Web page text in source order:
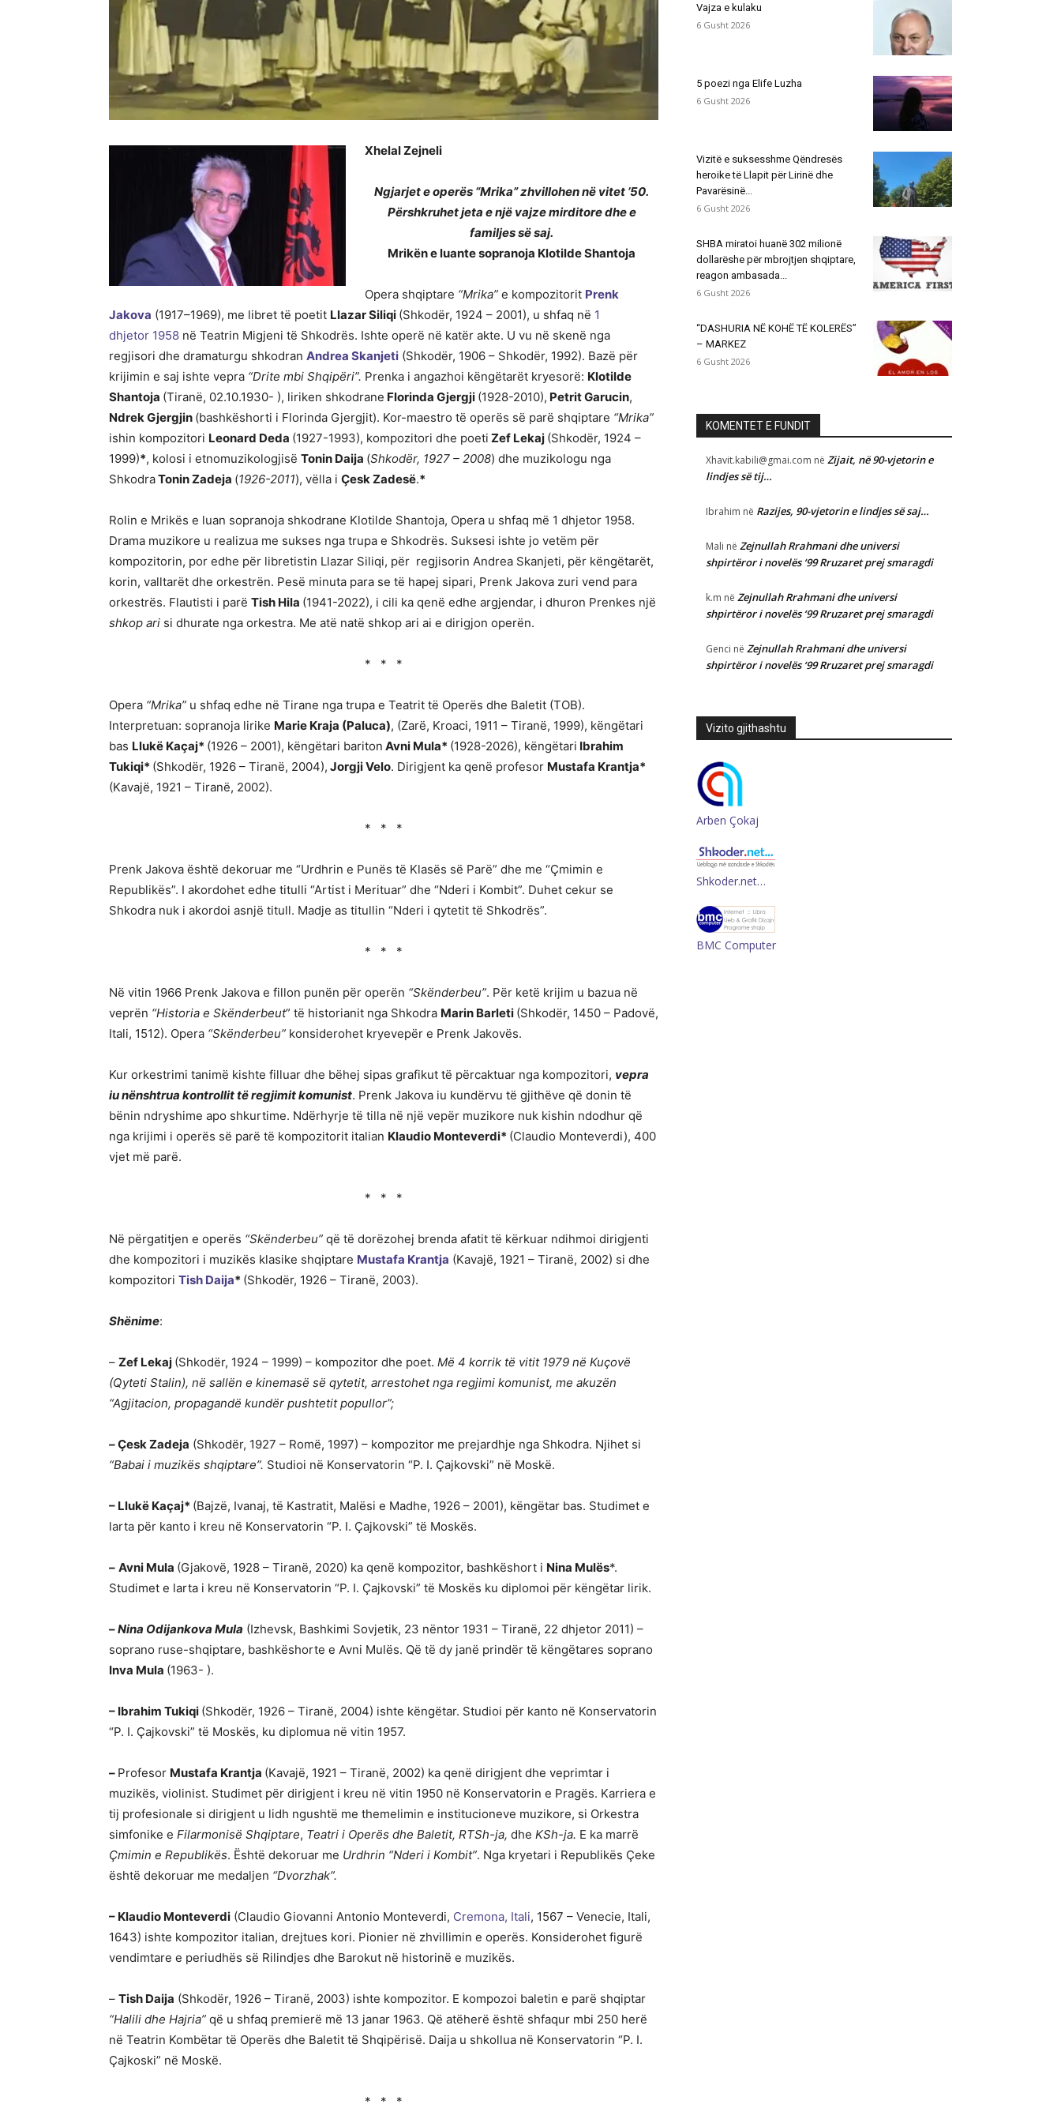
Xhelal Zejneli
Ngjarjet e operës “Mrika” zhvillohen në vitet ’50.
Përshkruhet jeta e një vajze mirditore dhe e
familjes së saj.
Mrikën e luante sopranoja Klotilde Shantoja
Opera shqiptare “Mrika” e kompozitorit Prenk
Jakova (1917–1969), me libret të poetit Llazar Siliqi (Shkodër, 1924 – 2001), u shfaq në 1
dhjetor 1958 në Teatrin Migjeni të Shkodrës. Ishte operë në katër akte. U vu në skenë nga
regjisori dhe dramaturgu shkodran Andrea Skanjeti (Shkodër, 1906 – Shkodër, 1992). Bazë për
krijimin e saj ishte vepra “Drite mbi Shqipëri”. Prenka i angazhoi këngëtarët kryesorë: Klotilde
Shantoja (Tiranë, 02.10.1930- ), liriken shkodrane Florinda Gjergji (1928-2010), Petrit Garucin,
Ndrek Gjergjin (bashkëshorti i Florinda Gjergjit). Kor-maestro të operës së parë shqiptare “Mrika”
ishin kompozitori Leonard Deda (1927-1993), kompozitori dhe poeti Zef Lekaj (Shkodër, 1924 –
1999)*, kolosi i etnomuzikologjisë Tonin Daija (Shkodër, 1927 – 2008) dhe muzikologu nga
ShkodraTonin Zadeja (1926-2011), vëlla i Çesk Zadesë.*
Rolin e Mrikës e luan sopranoja shkodrane Klotilde Shantoja, Opera u shfaq më 1 dhjetor 1958.
Drama muzikore u realizua me sukses nga trupa e Shkodrës. Suksesi ishte jo vetëm për
kompozitorin, por edhe për libretistin Llazar Siliqi, për regjisorin Andrea Skanjeti, për këngëtarët,
korin, valltarët dhe orkestrën. Pesë minuta para se të hapej sipari, Prenk Jakova zuri vend para
orkestrës. Flautisti i parë Tish Hila (1941-2022), i cili ka qenë edhe argjendar, i dhuron Prenkes një
shkop ari si dhurate nga orkestra. Me atë natë shkop ari ai e dirigjon operën.
* * *
Opera “Mrika” u shfaq edhe në Tirane nga trupa e Teatrit të Operës dhe Baletit (TOB).
Interpretuan: sopranoja lirike Marie Kraja (Paluca), (Zarë, Kroaci, 1911 – Tiranë, 1999), këngëtari
bas Llukë Kaçaj* (1926 – 2001), këngëtari bariton Avni Mula* (1928-2026), këngëtari Ibrahim
Tukiqi* (Shkodër, 1926 – Tiranë, 2004), Jorgji Velo. Dirigjent ka qenë profesor Mustafa Krantja*
(Kavajë, 1921 – Tiranë, 2002).
* * *
Prenk Jakova është dekoruar me “Urdhrin e Punës të Klasës së Parë” dhe me “Çmimin e
Republikës”. I akordohet edhe titulli “Artist i Merituar” dhe “Nderi i Kombit”. Duhet cekur se
Shkodra nuk i akordoi asnjë titull. Madje as titullin “Nderi i qytetit të Shkodrës”.
* * *
Në vitin 1966 Prenk Jakova e fillon punën për operën “Skënderbeu”. Për ketë krijim u bazua në
veprën “Historia e Skënderbeut” të historianit nga Shkodra Marin Barleti (Shkodër, 1450 – Padovë,
Itali, 1512). Opera “Skënderbeu” konsiderohet kryevepër e Prenk Jakovës.
Kur orkestrimi tanimë kishte filluar dhe bëhej sipas grafikut të përcaktuar nga kompozitori, vepra
iu nënshtrua kontrollit të regjimit komunist. Prenk Jakova iu kundërvu të gjithëve që donin të
bënin ndryshime apo shkurtime. Ndërhyrje të tilla në një vepër muzikore nuk kishin ndodhur që
nga krijimi i operës së parë të kompozitorit italian Klaudio Monteverdi* (Claudio Monteverdi), 400
vjet më parë.
* * *
Në përgatitjen e operës “Skënderbeu” që të dorëzohej brenda afatit të kërkuar ndihmoi dirigjenti
dhe kompozitori i muzikës klasike shqiptare Mustafa Krantja (Kavajë, 1921 – Tiranë, 2002) si dhe
kompozitori Tish Daija* (Shkodër, 1926 – Tiranë, 2003).
Shënime:
– Zef Lekaj (Shkodër, 1924 – 1999) – kompozitor dhe poet. Më 4 korrik të vitit 1979 në Kuçovë
(Qyteti Stalin), në sallën e kinemasë së qytetit, arrestohet nga regjimi komunist, me akuzën
“Agjitacion, propagandë kundër pushtetit popullor”;
–Çesk Zadeja (Shkodër, 1927 – Romë, 1997) – kompozitor me prejardhje nga Shkodra. Njihet si
“Babai i muzikës shqiptare”. Studioi në Konservatorin “P. I. Çajkovski” në Moskë.
– Llukë Kaçaj* (Bajzë, Ivanaj, të Kastratit, Malësi e Madhe, 1926 – 2001), këngëtar bas. Studimet e
larta për kanto i kreu në Konservatorin “P. I. Çajkovski” të Moskës.
– Avni Mula (Gjakovë, 1928 – Tiranë, 2020) ka qenë kompozitor, bashkëshort i Nina Mulës*.
Studimet e larta i kreu në Konservatorin “P. I. Çajkovski” të Moskës ku diplomoi për këngëtar lirik.
–Nina Odijankova Mula (Izhevsk, Bashkimi Sovjetik, 23 nëntor 1931 – Tiranë, 22 dhjetor 2011) –
soprano ruse-shqiptare, bashkëshorte e Avni Mulës. Që të dy janë prindër të këngëtares soprano
Inva Mula (1963- ).
– Ibrahim Tukiqi (Shkodër, 1926 – Tiranë, 2004) ishte këngëtar. Studioi për kanto në Konservatorin
“P. I. Çajkovski” të Moskës, ku diplomua në vitin 1957.
– Profesor Mustafa Krantja (Kavajë, 1921 – Tiranë, 2002) ka qenë dirigjent dhe veprimtar i
muzikës, violinist. Studimet për dirigjent i kreu në vitin 1950 në Konservatorin e Pragës. Karriera e
tij profesionale si dirigjent u lidh ngushtë me themelimin e institucioneve muzikore, si Orkestra
simfonike e Filarmonisë Shqiptare, Teatri i Operës dhe Baletit, RTSh-ja, dhe KSh-ja. E ka marrë
Çmimin e Republikës. Është dekoruar me Urdhrin “Nderi i Kombit”. Nga kryetari i Republikës Çeke
është dekoruar me medaljen “Dvorzhak”.
– Klaudio Monteverdi (Claudio Giovanni Antonio Monteverdi, Cremona, Itali, 1567 – Venecie, Itali,
1643) ishte kompozitor italian, drejtues kori. Pionier në zhvillimin e operës. Konsiderohet figurë
vendimtare e periudhës së Rilindjes dhe Barokut në historinë e muzikës.
– Tish Daija (Shkodër, 1926 – Tiranë, 2003) ishte kompozitor. E kompozoi baletin e parë shqiptar
“Halili dhe Hajria” që u shfaq premierë më 13 janar 1963. Që atëherë është shfaqur mbi 250 herë
në Teatrin Kombëtar të Operës dhe Baletit të Shqipërisë. Daija u shkollua në Konservatorin “P. I.
Çajkoski” në Moskë.
* * *
Vajza e kulaku
6 Gusht 2026
5 poezi nga Elife Luzha
6 Gusht 2026
Vizitë e suksesshme Qëndresës
heroike të Llapit për Lirinë dhe
Pavarësinë...
6 Gusht 2026
SHBA miratoi huanë 302 milionë
dollarëshe për mbrojtjen shqiptare,
reagon ambasada...
6 Gusht 2026
“DASHURIA NË KOHË TË KOLERËS”
– MARKEZ
6 Gusht 2026
KOMENTET E FUNDIT
Xhavit.kabili@gmai.com në Zijait, në 90-vjetorin e
lindjes së tij…
Ibrahim në Razijes, 90-vjetorin e lindjes së saj…
Mali në Zejnullah Rrahmani dhe universi
shpirtëror i novelës ‘99 Rruzaret prej smaragdi
k.m në Zejnullah Rrahmani dhe universi
shpirtëror i novelës ‘99 Rruzaret prej smaragdi
Genci në Zejnullah Rrahmani dhe universi
shpirtëror i novelës ‘99 Rruzaret prej smaragdi
Vizito gjithashtu
Arben Çokaj
Shkoder.net…
BMC Computer